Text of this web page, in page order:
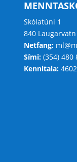
Skólatúni 1
840 Laugarvatn
Netfang:
Sími:(354) 480
Kennitala: